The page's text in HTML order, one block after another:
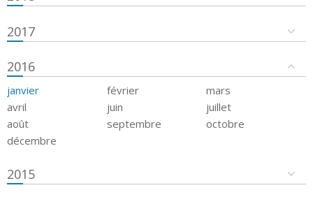
2017
2016
janvier février
mars
avril
juin
juillet
août
septembre
octobre
décembre
2015